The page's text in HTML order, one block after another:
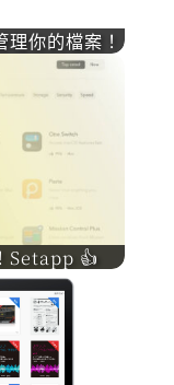
你的檔案！
Setapp 👍